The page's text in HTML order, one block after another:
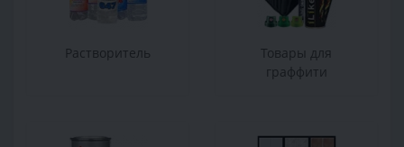
Растворитель
Товары для
граффити